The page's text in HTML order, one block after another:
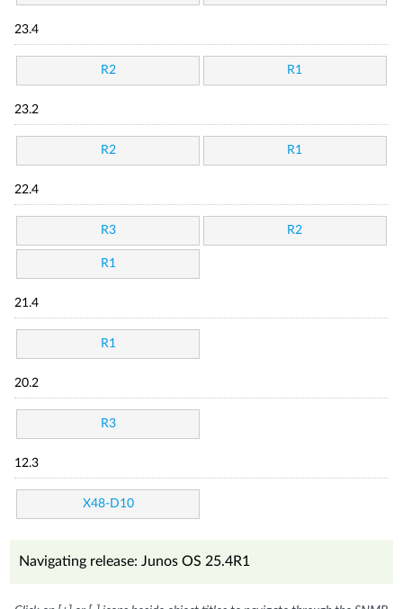
23.4
R2 R1
23.2
R2 R1
22.4
R3 R2
R1
21.4
R1
20.2
R3
12.3
X48-D10
Navigating release: Junos OS 25.4R1